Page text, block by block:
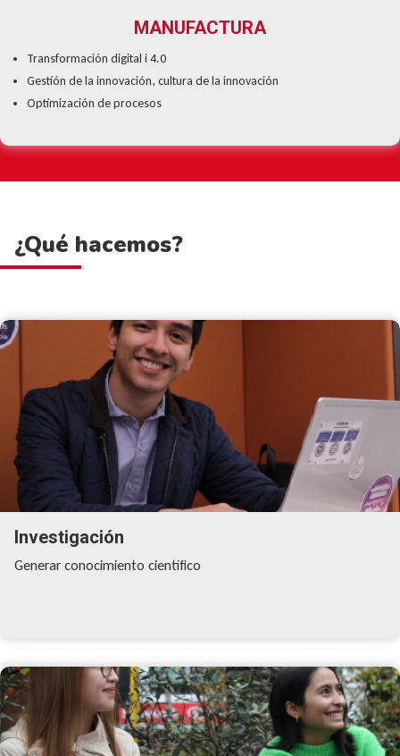
MANUFACTURA
Transformación digital i 4.0
Gestión de la innovación, cultura de la innovación
Optimización de procesos
¿Qué hacemos?
Investigación
Generar conocimiento científico